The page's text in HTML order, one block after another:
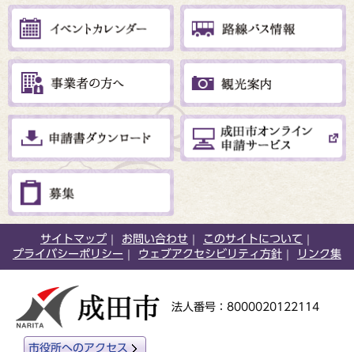
サイトマップ お問い合わせ
このサイトについて
プライバシーポリシー
ウェブアクセシビリティ方針 リンク集
法人番号：8000020122114
市役所へのアクセス